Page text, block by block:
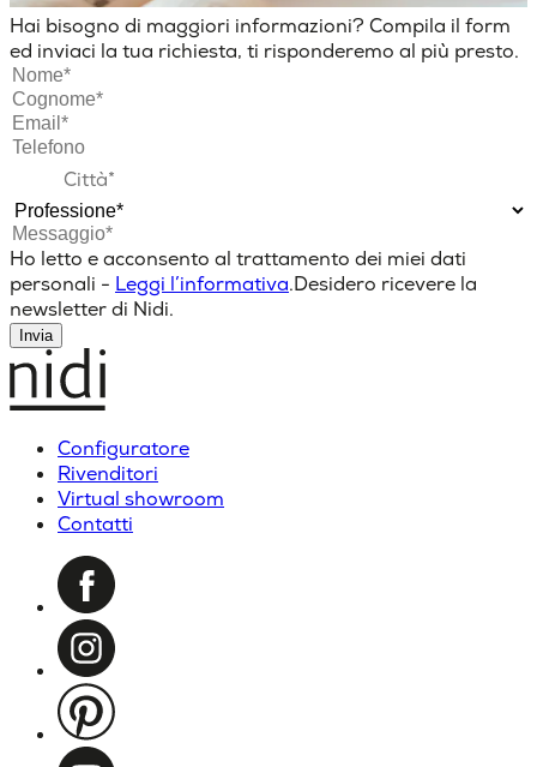
Hai bisogno di maggiori informazioni? Compila il form
ed inviaci la tua richiesta, ti risponderemo al più presto.
Ho letto e acconsento al trattamento dei miei dati
personali - Leggi l’informativa.Desidero ricevere la
newsletter di Nidi.
Invia
Configuratore
Rivenditori
Virtual showroom
Contatti